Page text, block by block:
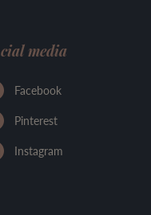
media
Facebook
Pinterest
Instagram